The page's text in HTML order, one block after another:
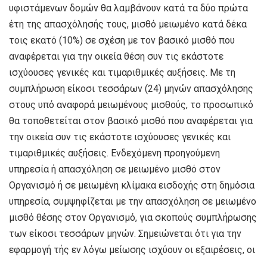
υφιστάμενων δομών θα λαμβάνουν κατά τα δύο πρώτα
έτη της απασχόλησής τους, μισθό μειωμένο κατά δέκα
τοις εκατό (10%) σε σχέση με τον βασικό μισθό που
αναφέρεται για την οικεία θέση συν τις εκάστοτε
ισχύουσες γενικές και τιμαριθμικές αυξήσεις. Με τη
συμπλήρωση είκοσι τεσσάρων (24) μηνών απασχόλησης
στους υπό αναφορά μειωμένους μισθούς, το προσωπικό
θα τοποθετείται στον βασικό μισθό που αναφέρεται για
την οικεία συν τις εκάστοτε ισχύουσες γενικές και
τιμαριθμικές αυξήσεις. Ενδεχόμενη προηγούμενη
υπηρεσία ή απασχόληση σε μειωμένο μισθό στον
Οργανισμό ή σε μειωμένη κλίμακα εισδοχής στη δημόσια
υπηρεσία, συμψηφίζεται με την απασχόληση σε μειωμένο
μισθό θέσης στον Οργανισμό, για σκοπούς συμπλήρωσης
των είκοσι τεσσάρων μηνών. Σημειώνεται ότι για την
εφαρμογή τής εν λόγω μείωσης ισχύουν οι εξαιρέσεις, οι